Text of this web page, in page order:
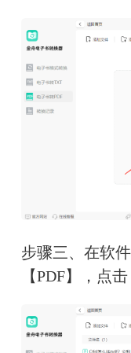
步骤三、在软
【PDF】，点